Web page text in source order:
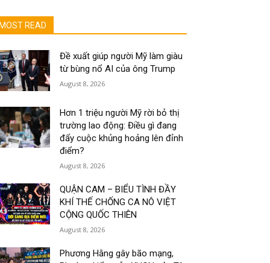
MOST READ
Đề xuất giúp người Mỹ làm giàu
từ bùng nổ AI của ông Trump
August 8, 2026
Hơn 1 triệu người Mỹ rời bỏ thị
trường lao động: Điều gì đang
đẩy cuộc khủng hoảng lên đỉnh
điểm?
August 8, 2026
QUẬN CAM – BIỂU TÌNH ĐẦY
KHÍ THẾ CHỐNG CA NÔ VIỆT
CỘNG QUỐC THIÊN
August 8, 2026
Phương Hằng gây bão mạng,